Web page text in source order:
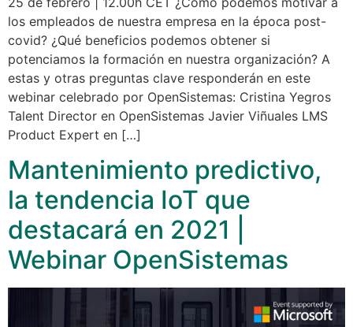
los empleados de nuestra empresa en la época post-
covid? ¿Qué beneficios podemos obtener si
potenciamos la formación en nuestra organización? A
estas y otras preguntas clave responderán en este
webinar celebrado por OpenSistemas: Cristina Yegros
Talent Director en OpenSistemas Javier Viñuales LMS
Product Expert en […]
Mantenimiento predictivo,
la tendencia IoT que
destacará en 2021 |
Webinar OpenSistemas